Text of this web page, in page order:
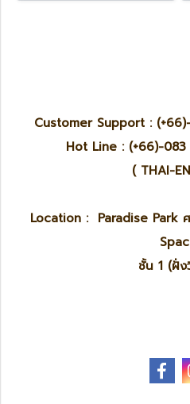
Customer Support :
Hot Line : (+66)-083
( THAI-
Location : Paradise Park
ชั้น 1 (ฝั่ง